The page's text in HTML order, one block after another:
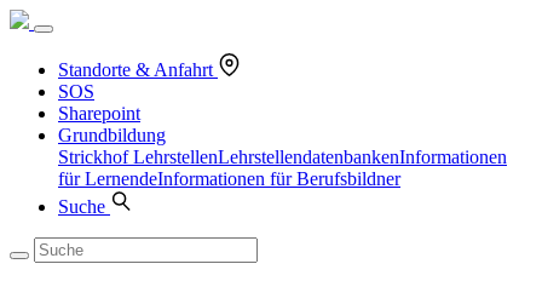
Standorte & Anfahrt
SOS
Sharepoint
Grundbildung
Strickhof LehrstellenLehrstellendatenbankenInformationen
für LernendeInformationen für Berufsbildner
Suche